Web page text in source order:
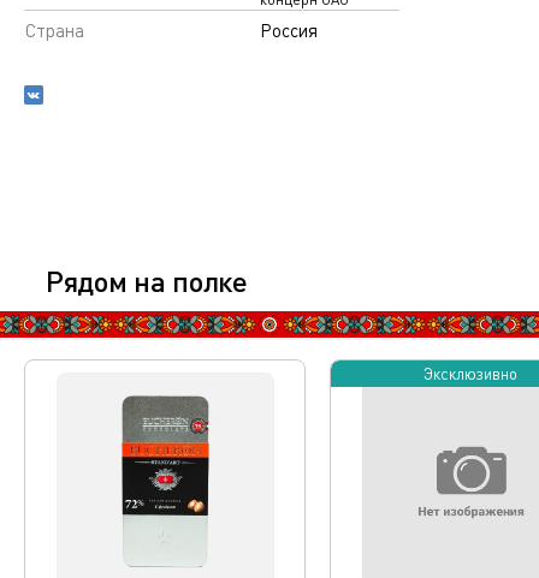
Страна Россия
Рядом на полке
Эксклюзивно